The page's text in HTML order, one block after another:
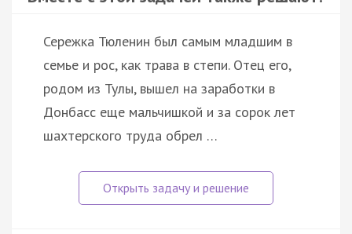
Сережка Тюленин был самым младшим в
семье и рос, как трава в степи. Отец его,
родом из Тулы, вышел на заработки в
Донбасс еще мальчишкой и за сорок лет
шахтерского труда обрел …